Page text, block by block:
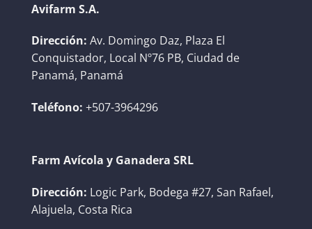
Avifarm S.A.
Dirección: Av. Domingo Daz, Plaza El
Conquistador, Local Nº76 PB, Ciudad de
Panamá, Panamá
Teléfono: +507-3964296
Farm Avícola y Ganadera SRL
Dirección: Logic Park, Bodega #27, San Rafael,
Alajuela, Costa Rica